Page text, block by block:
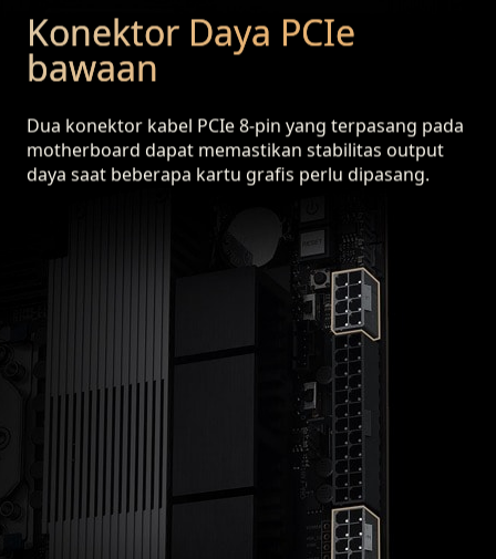
Konektor Daya PCIe
bawaan
Dua konektor kabel PCIe 8-pin yang terpasang pada
motherboard dapat memastikan stabilitas output
daya saat beberapa kartu grafis perlu dipasang.